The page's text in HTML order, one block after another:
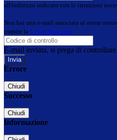
all'indirizzo indicato con le istruzioni
Non hai una e-mail associata al nome
tramite la Login Spaggiari
E-mail inviata, si prega di
Errore
Chiudi
Successo
Chiudi
Informazione